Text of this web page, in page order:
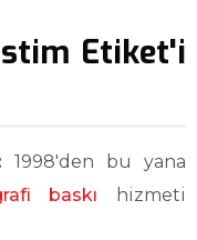
Etiket'i
1998'den bu yana
baskı hizmeti